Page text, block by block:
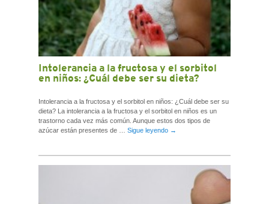
Intolerancia a la fructosa y el sorbitol
en niños: ¿Cuál debe ser su dieta?
Intolerancia a la fructosa y el sorbitol en niños: ¿Cuál debe ser su
dieta? La intolerancia a la fructosa y el sorbitol en niños es un
trastorno cada vez más común. Aunque estos dos tipos de
azúcar están presentes de … Sigue leyendo →